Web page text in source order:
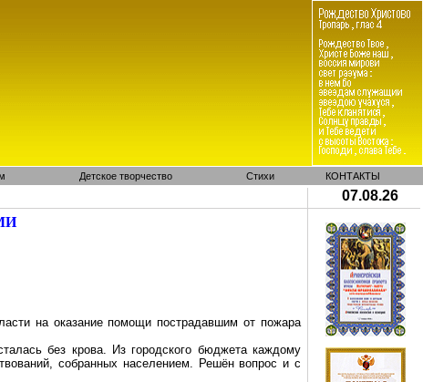
Детское творчество Стихи КОНТАКТЫ
07.08.26
на оказание помощи пострадавшим от пожара
без крова. Из городского бюджета каждому
собранных населением. Решён вопрос и с